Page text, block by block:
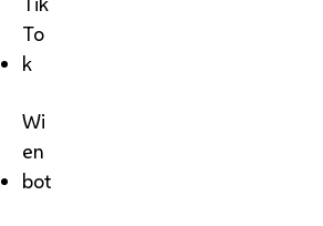
To
k
Wi
en
bot